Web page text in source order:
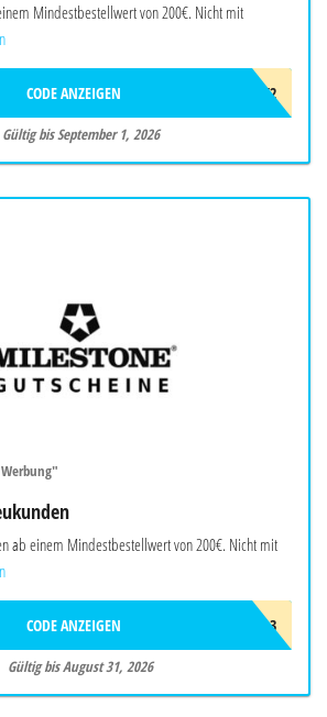
Mindestbestellwert von 200€. Nicht mit
AWB3F2F2T4K2
CODE ANZEIGEN
Gültig bis September 1, 2026
ab einem Mindestbestellwert von 200€. Nicht mit
AWN8R7U2H4L3
CODE ANZEIGEN
Gültig bis August 31, 2026